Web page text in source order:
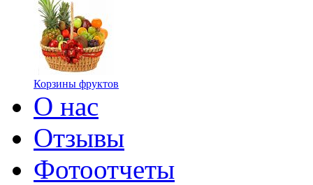
Корзины фруктов
О нас
Отзывы
Фотоотчеты